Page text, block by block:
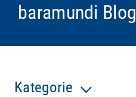
baramundi Blog
Kategorie